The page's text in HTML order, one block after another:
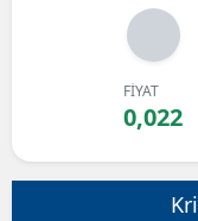
FİYAT
0,022